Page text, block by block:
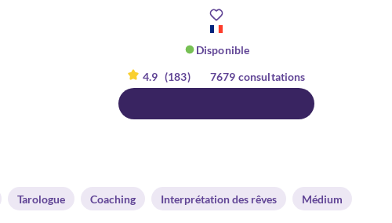
Disponible
4.9 (183) 7679 consultations
Tarologue Coaching Interprétation des rêves Médium